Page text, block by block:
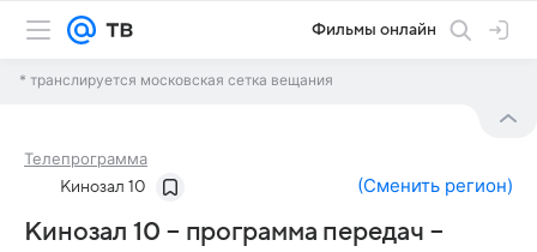
Фильмы онлайн
* транслируется московская сетка вещания
Телепрограмма
Кинозал 10 (Сменить регион)
Кинозал 10 – программа передач –